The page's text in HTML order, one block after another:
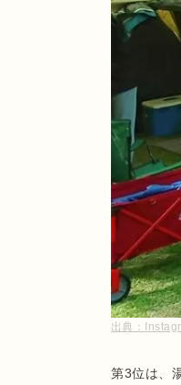
出典：
第3位は、